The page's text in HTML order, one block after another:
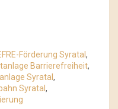
Förderung Syratal,
Barrierefreiheit,
Syratal,
Syratal,